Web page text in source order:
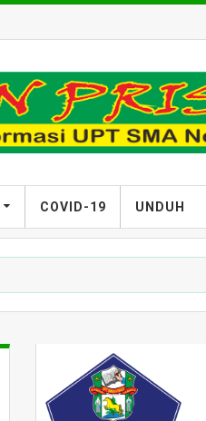
COVID-19 UNDUH